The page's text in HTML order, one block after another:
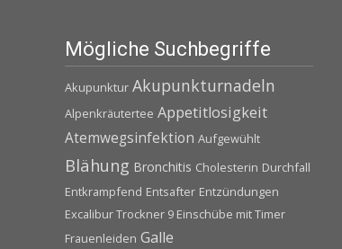
Mögliche Suchbegriffe
Akupunktur Akupunkturnadeln
Alpenkräutertee Appetitlosigkeit
Atemwegsinfektion Aufgewühlt
Blähung Bronchitis Cholesterin Durchfall
Entkrampfend Entsafter Entzündungen
Excalibur Trockner 9 Einschübe mit Timer
Frauenleiden Galle